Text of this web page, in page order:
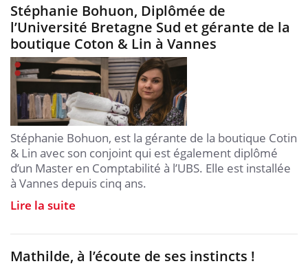
Stéphanie Bohuon, Diplômée de
l’Université Bretagne Sud et gérante de la
boutique Coton & Lin à Vannes
Stéphanie Bohuon, est la gérante de la boutique Cotin
& Lin avec son conjoint qui est également diplômé
d’un Master en Comptabilité à l’UBS. Elle est installée
à Vannes depuis cinq ans.
Lire la suite
Mathilde, à l’écoute de ses instincts !